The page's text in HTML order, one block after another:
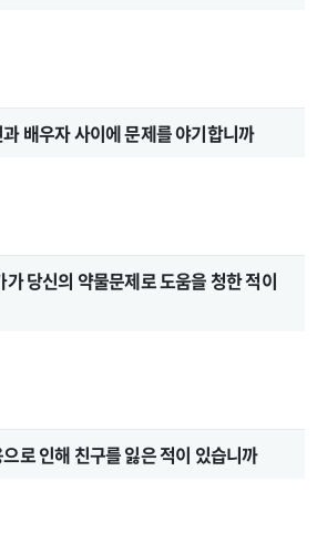
배우자 사이에 문제를 야기합니까
당신의 약물문제로 도움을 청한 적이
로 인해 친구를 잃은 적이 있습니까